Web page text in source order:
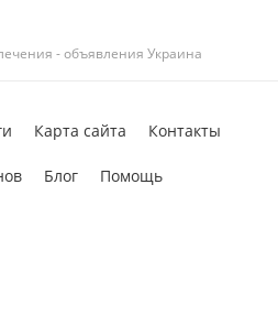
- объявления Украина
Карта сайта Контакты
Блог Помощь